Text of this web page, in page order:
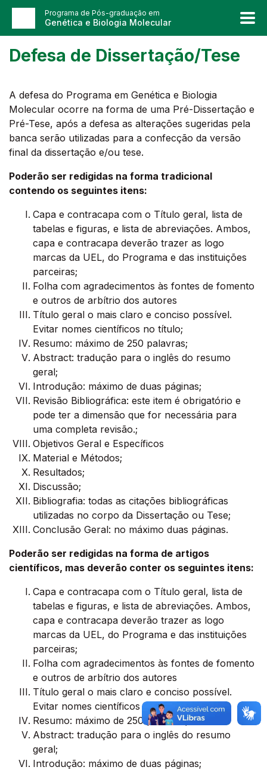
Programa de Pós-graduação em
Genética e Biologia Molecular
Defesa de Dissertação/Tese
A defesa do Programa em Genética e Biologia
Molecular ocorre na forma de uma Pré-Dissertação e
Pré-Tese, após a defesa as alterações sugeridas pela
banca serão utilizadas para a confecção da versão
final da dissertação e/ou tese.
Poderão ser redigidas na forma tradicional
contendo os seguintes itens:
Capa e contracapa com o Título geral, lista de
tabelas e figuras, e lista de abreviações. Ambos,
capa e contracapa deverão trazer as logo
marcas da UEL, do Programa e das instituições
parceiras;
Folha com agradecimentos às fontes de fomento
e outros de arbítrio dos autores
Título geral o mais claro e conciso possível.
Evitar nomes científicos no título;
Resumo: máximo de 250 palavras;
Abstract: tradução para o inglês do resumo
geral;
Introdução: máximo de duas páginas;
Revisão Bibliográfica: este item é obrigatório e
pode ter a dimensão que for necessária para
uma completa revisão.;
Objetivos Geral e Específicos
Material e Métodos;
Resultados;
Discussão;
Bibliografia: todas as citações bibliográficas
utilizadas no corpo da Dissertação ou Tese;
Conclusão Geral: no máximo duas páginas.
Poderão ser redigidas na forma de artigos
científicos, mas deverão conter os seguintes itens:
Capa e contracapa com o Título geral, lista de
tabelas e figuras, e lista de abreviações. Ambos,
capa e contracapa deverão trazer as logo
marcas da UEL, do Programa e das instituições
parceiras;
Folha com agradecimentos às fontes de fomento
e outros de arbítrio dos autores
Título geral o mais claro e conciso possível.
Evitar nomes científicos no título;
Resumo: máximo de 250 palavras;
Abstract: tradução para o inglês do resumo
geral;
Introdução: máximo de duas páginas;